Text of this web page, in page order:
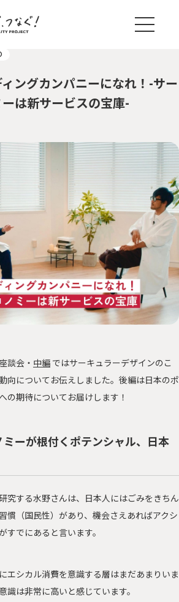
国内外事例
ステナアクション
に向き合う人々
みんつな」の歩み
ィス移転プロジェクト
ングカンパニーになれ！-サー
は新サービスの宝庫-
談会・ 中編 ではサーキュラーデザインのこ
向についてお伝えしました。後編は日本のポ
の期待についてお届けします！
ーが根付くポテンシャル、日本
究する水野さんは、日本人にはごみをきちん
慣（国民性）があり、機会さえあればアクシ
すでにあると言います。
エシカル消費を意識する層はまだあまりいま
識は非常に高いと感じています。